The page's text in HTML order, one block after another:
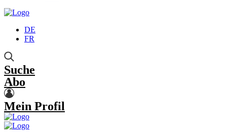
DE
FR
Suche
Abo
Mein Profil